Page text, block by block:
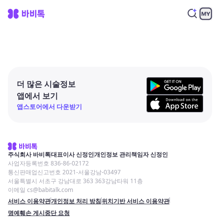
더 많은 시술정보
앱에서 보기
앱스토어에서 다운받기
주식회사 바비톡대표이사 신정인개인정보 관리책임자 신정인
사업자등록번호 836-86-02172
통신판매업신고번호 2021-서울강남-03497
서울특별시 서초구 강남대로 363 363강남타워 11층
이메일 cs@babitalk.com
서비스 이용약관개인정보 처리 방침위치기반 서비스 이용약관
명예훼손 게시중단 요청